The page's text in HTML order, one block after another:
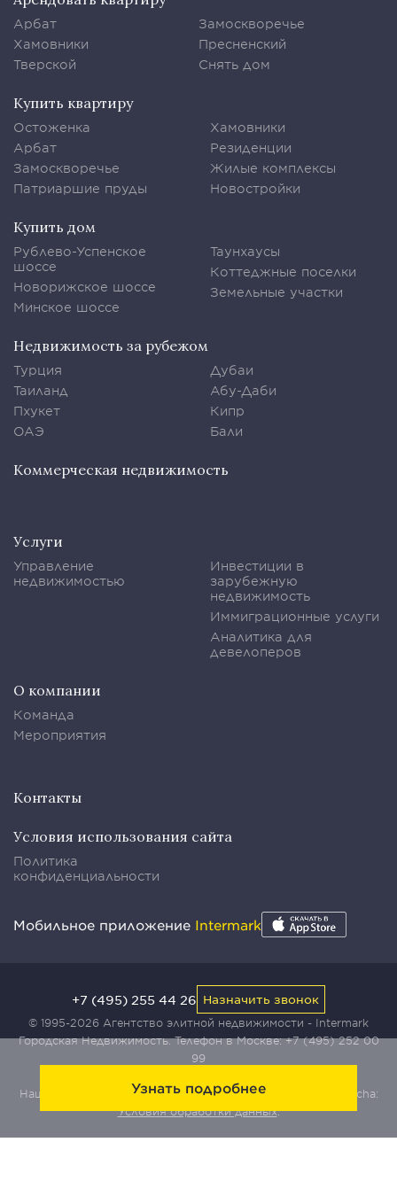
Узнать подробнее
Арбат
Хамовники
Тверской
Замоскворечье
Пресненский
Снять дом
Купить квартиру
Остоженка
Арбат
Замоскворечье
Патриаршие пруды
Хамовники
Резиденции
Жилые комплексы
Новостройки
Купить дом
Рублево-Успенское
шоссе
Новорижское шоссе
Минское шоссе
Таунхаусы
Коттеджные поселки
Земельные участки
Недвижимость за рубежом
Турция
Таиланд
Пхукет
ОАЭ
Дубаи
Абу-Даби
Кипр
Бали
Коммерческая недвижимость
Услуги
Управление
недвижимостью
Инвестиции в
зарубежную
недвижимость
Иммиграционные услуги
Аналитика для
девелоперов
О компании
Команда
Мероприятия
Контакты
Условия использования сайта
Политика
конфиденциальности
Мобильное приложение Intermark
© 1995-2026 Агентство элитной недвижимости - Intermark
Городская Недвижимость. Телефон в Москве:+7 (495) 252 00
99
Наш сайт защищен с помощью сервиса Yandex SmartCaptcha:
Условия обработки данных.
+7 (495) 255 44 26 Назначить звонок